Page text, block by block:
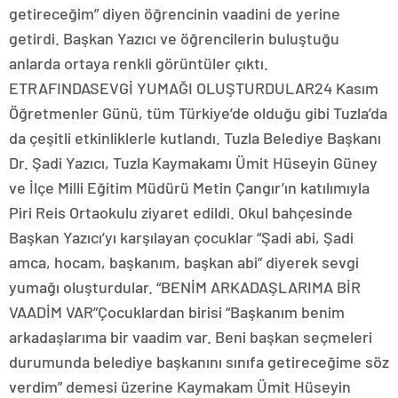
getireceğim” diyen öğrencinin vaadini de yerine
getirdi. Başkan Yazıcı ve öğrencilerin buluştuğu
anlarda ortaya renkli görüntüler çıktı.
ETRAFINDASEVGİ YUMAĞI OLUŞTURDULAR24 Kasım
Öğretmenler Günü, tüm Türkiye’de olduğu gibi Tuzla’da
da çeşitli etkinliklerle kutlandı. Tuzla Belediye Başkanı
Dr. Şadi Yazıcı, Tuzla Kaymakamı Ümit Hüseyin Güney
ve İlçe Milli Eğitim Müdürü Metin Çangır’ın katılımıyla
Piri Reis Ortaokulu ziyaret edildi. Okul bahçesinde
Başkan Yazıcı’yı karşılayan çocuklar “Şadi abi, Şadi
amca, hocam, başkanım, başkan abi” diyerek sevgi
yumağı oluşturdular. “BENİM ARKADAŞLARIMA BİR
VAADİM VAR”Çocuklardan birisi “Başkanım benim
arkadaşlarıma bir vaadim var. Beni başkan seçmeleri
durumunda belediye başkanını sınıfa getireceğime söz
verdim” demesi üzerine Kaymakam Ümit Hüseyin